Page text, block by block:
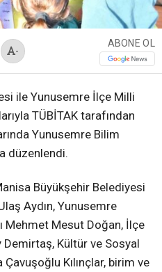
-
ABONE OL
ile Yunusemre İlçe Milli
TÜBİTAK tarafından
Yunusemre Bilim
düzenlendi.
Büyükşehir Belediyesi
Aydın, Yunusemre
Mehmet Mesut Doğan, İlçe
Demirtaş, Kültür ve Sosyal
Kılınçlar, birim ve